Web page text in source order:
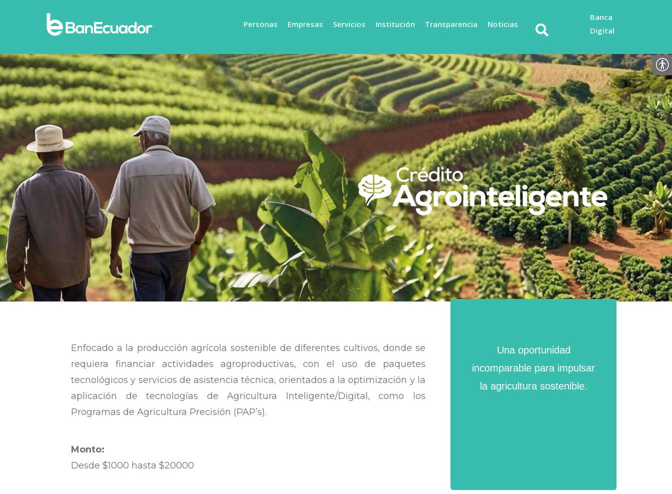
Personas Empresas Servicios Institución Transparencia Noticias
Banca
Digital
Enfocado a la producción agrícola sostenible de diferentes cultivos, donde se
requiera financiar actividades agroproductivas, con el uso de paquetes
tecnológicos y servicios de asistencia técnica, orientados a la optimización y la
aplicación de tecnologías de Agricultura Inteligente/Digital, como los
Programas de Agricultura Precisión (PAP’s).
Monto:
Desde $1000 hasta $20000
Una oportunidad
incomparable para impulsar
la agricultura sostenible.